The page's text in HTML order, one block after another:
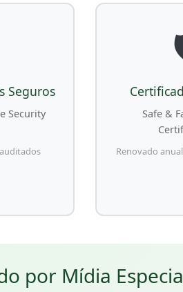
Seguros
Security
Safe &
Renovado
por Mídia